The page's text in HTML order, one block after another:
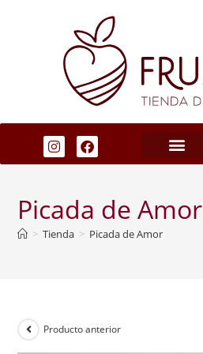
Picada de Amor
> Tienda > Picada de Amor
Producto anterior